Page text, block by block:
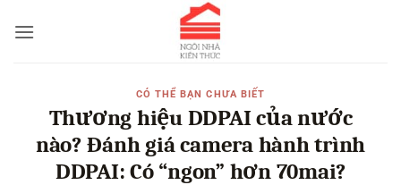
qua
CÓ THỂ BẠN CHƯA BIẾT
Thương hiệu DDPAI của nước
nào? Đánh giá camera hành trình
DDPAI: Có “ngon” hơn 70mai?